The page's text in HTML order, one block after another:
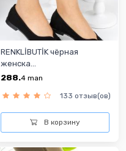
RENKLİBUTİK чёрная
женска...
288.4 man
133 отзыв(ов)
В корзину